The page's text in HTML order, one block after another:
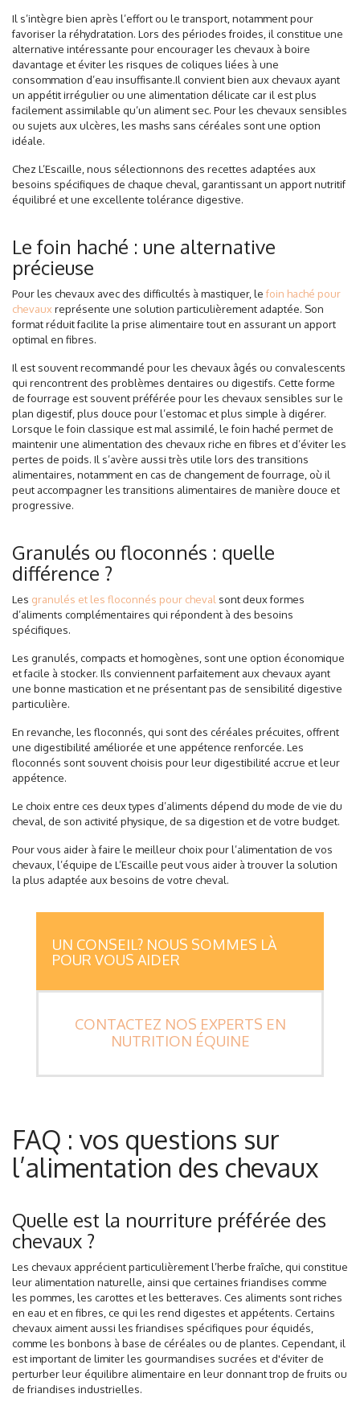
Il s’intègre bien après l’effort ou le transport, notamment pour
favoriser la réhydratation. Lors des périodes froides, il constitue une
alternative intéressante pour encourager les chevaux à boire
davantage et éviter les risques de coliques liées à une
consommation d’eau insuffisante.Il convient bien aux chevaux ayant
un appétit irrégulier ou une alimentation délicate car il est plus
facilement assimilable qu’un aliment sec. Pour les chevaux sensibles
ou sujets aux ulcères, les mashs sans céréales sont une option
idéale.
Chez L’Escaille, nous sélectionnons des recettes adaptées aux
besoins spécifiques de chaque cheval, garantissant un apport nutritif
équilibré et une excellente tolérance digestive.
Le foin haché : une alternative
précieuse
Pour les chevaux avec des difficultés à mastiquer, le foin haché pour
chevaux représente une solution particulièrement adaptée. Son
format réduit facilite la prise alimentaire tout en assurant un apport
optimal en fibres.
Il est souvent recommandé pour les chevaux âgés ou convalescents
qui rencontrent des problèmes dentaires ou digestifs. Cette forme
de fourrage est souvent préférée pour les chevaux sensibles sur le
plan digestif , plus douce pour l’estomac et plus simple à digérer.
Lorsque le foin classique est mal assimilé, le foin haché permet de
maintenir une alimentation des chevaux riche en fibres et d’éviter les
pertes de poids. Il s’avère aussi très utile lors des transitions
alimentaires, notamment en cas de changement de fourrage, où il
peut accompagner les transitions alimentaires de manière douce et
progressive.
Granulés ou floconnés : quelle
différence ?
Les granulés et les floconnés pour cheval sont deux formes
d’aliments complémentaires qui répondent à des besoins
spécifiques.
Les granulés, compacts et homogènes, sont une option économique
et facile à stocker. Ils conviennent parfaitement aux chevaux ayant
une bonne mastication et ne présentant pas de sensibilité digestive
particulière.
En revanche, les floconnés, qui sont des céréales précuites, offrent
une digestibilité améliorée et une appétence renforcée. Les
floconnés sont souvent choisis pour leur digestibilité accrue et leur
appétence.
Le choix entre ces deux types d’aliments dépend du mode de vie du
cheval, de son activité physique, de sa digestion et de votre budget.
Pour vous aider à faire le meilleur choix pour l’alimentation de vos
chevaux, l’équipe de L’Escaille peut vous aider à trouver la solution
la plus adaptée aux besoins de votre cheval.
UN CONSEIL? NOUS SOMMES LÀ
POUR VOUS AIDER
CONTACTEZ NOS EXPERTS EN
NUTRITION ÉQUINE
FAQ : vos questions sur
l’alimentation des chevaux
Quelle est la nourriture préférée des
chevaux ?
Les chevaux apprécient particulièrement l’herbe fraîche, qui constitue
leur alimentation naturelle, ainsi que certaines friandises comme
les pommes, les carottes et les betteraves. Ces aliments sont riches
en eau et en fibres, ce qui les rend digestes et appétents. Certains
chevaux aiment aussi les friandises spécifiques pour équidés,
comme les bonbons à base de céréales ou de plantes. Cependant, il
est important de limiter les gourmandises sucrées et d'éviter de
perturber leur équilibre alimentaire en leur donnant trop de fruits ou
de friandises industrielles.